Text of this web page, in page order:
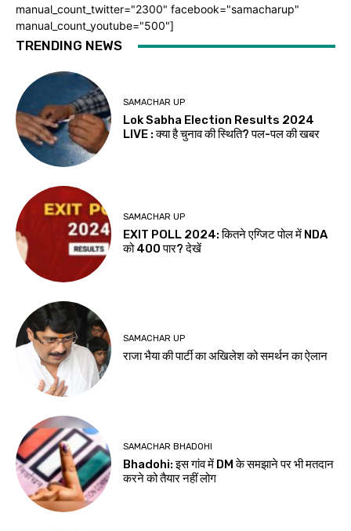
manual_count_twitter="2300" facebook="samacharup"
manual_count_youtube="500"]
TRENDING NEWS
SAMACHAR UP
Lok Sabha Election Results 2024
LIVE : क्या है चुनाव की स्थिति? पल-पल की खबर
SAMACHAR UP
EXIT POLL 2024: कितने एग्जिट पोल में NDA
को 400 पार? देखें
SAMACHAR UP
राजा भैया की पार्टी का अखिलेश को समर्थन का ऐलान
SAMACHAR BHADOHI
Bhadohi: इस गांव में DM के समझाने पर भी मतदान
करने को तैयार नहीं लोग